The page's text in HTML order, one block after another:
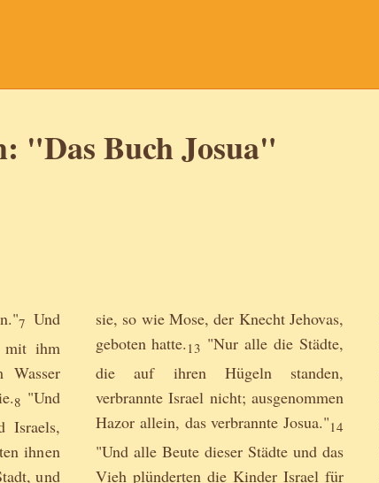
"Das Buch Josua"
7 Und
mit ihm
8 "Und
Israels,
ihnen
und
sie, so wie Mose, der Knecht Jehovas,
geboten hatte. 13 "Nur alle die Städte,
die auf ihren Hügeln standen,
verbrannte Israel nicht; ausgenommen
Hazor allein, das verbrannte Josua."14
"Und alle Beute dieser Städte und das
Vieh plünderten die Kinder Israel für